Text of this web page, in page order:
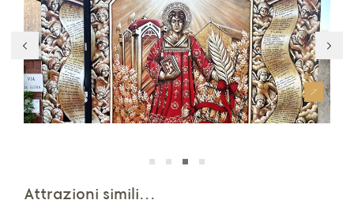
Percorso dei Murales
Attrazioni simili...